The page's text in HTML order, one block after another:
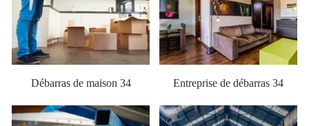
Débarras de maison 34 Entreprise de débarras 34